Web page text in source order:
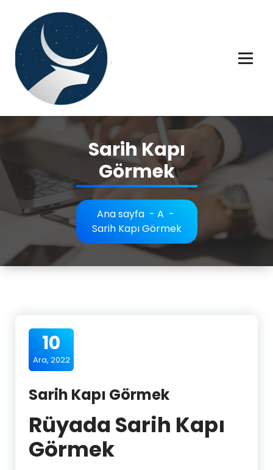
Sarih Kapı
Görmek
Ana sayfa- A -
Sarih Kapı Görmek
10
Ara, 2022
Sarih Kapı Görmek
Rüyada Sarih Kapı
Görmek